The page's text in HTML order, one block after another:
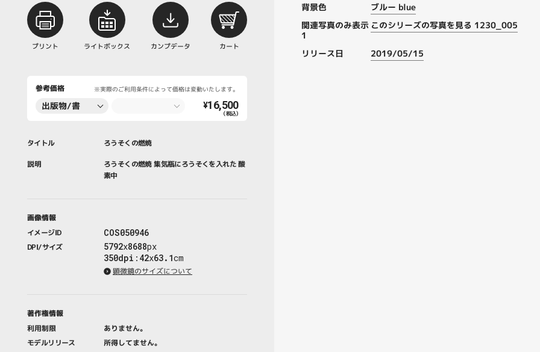
プリント ライトボックス カンプデータ カート
参考価格 ※実際のご利用条件によって価格は変動いたします。
出版物/書
¥16,500
（税込）
タイトル ろうそくの燃焼
説明
ろうそくの燃焼 集気瓶にろうそくを入れた 酸
素中
画像情報
イメージID
COS050946
DPI/サイズ 5792x8688px
350dpi : 42x63.1cm
顕微鏡のサイズについて
著作権情報
利用制限
ありません。
モデルリリース
所得してません。
背景色
ブルー blue
関連写真のみ表示
1
このシリーズの写真を見る 1230_005
リリース日 2019/05/15